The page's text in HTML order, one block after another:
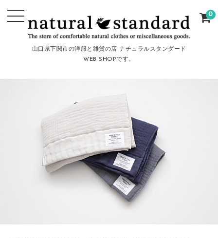
山口県下関市の洋服と雑貨の店 ナチュラルスタンダード
WEB SHOPです。
0